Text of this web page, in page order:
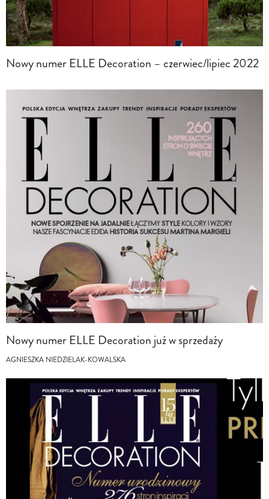
Nowy numer ELLE Decoration – czerwiec/lipiec 2022
Nowy numer ELLE Decoration już w sprzedaży
AGNIESZKA NIEDZIELAK-KOWALSKA